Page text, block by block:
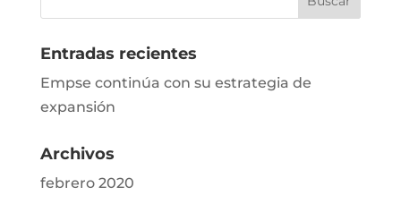
Entradas recientes
Empse continúa con su estrategia de
expansión
Archivos
febrero 2020